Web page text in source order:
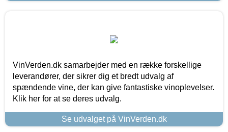
VinVerden.dk samarbejder med en række forskellige
leverandører, der sikrer dig et bredt udvalg af
spændende vine, der kan give fantastiske vinoplevelser.
Klik her for at se deres udvalg.
Se udvalget på VinVerden.dk